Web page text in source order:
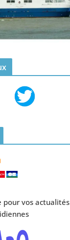
vos actualités